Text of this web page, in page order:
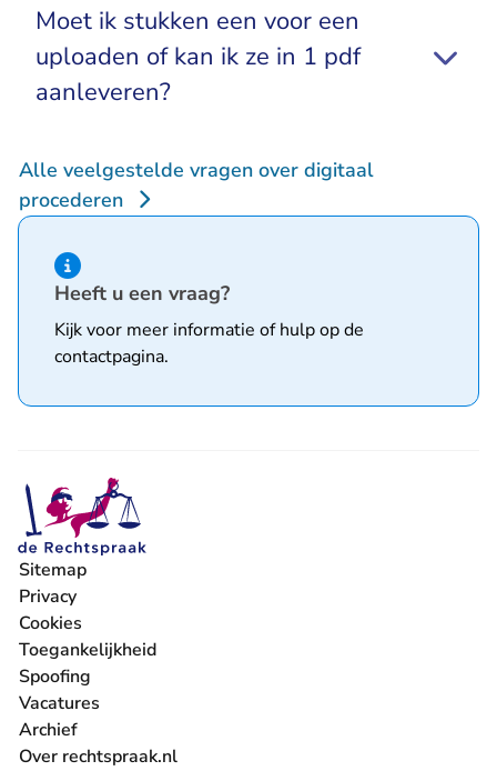
Moet ik stukken een voor een
uploaden of kan ik ze in 1 pdf
aanleveren?
Alle veelgestelde vragen over digitaal
procederen
Hint van type informatie
Heeft u een vraag?
Kijk voor meer informatie of hulp op de
contactpagina.
Sitemap
Privacy
Cookies
Toegankelijkheid
Spoofing
Vacatures
- U verlaat Rechtspraak.nl
Archief
Over rechtspraak.nl